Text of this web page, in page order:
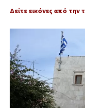
Δείτε εικόνες από την